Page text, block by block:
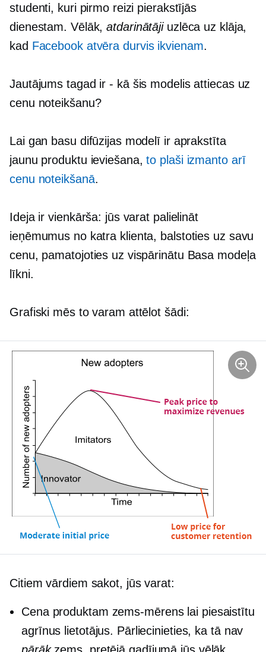
studenti, kuri pirmo reizi pierakstījās
dienestam. Vēlāk,atdarinātājiuzlēca uz klāja,
kad Facebook atvēra durvis ikvienam.
Jautājums tagad ir- kā šis modelis attiecas uz
cenu noteikšanu?
Lai gan basu difūzijas modelī ir aprakstīta
jaunu produktu ieviešana,to plaši izmanto arī
cenu noteikšanā.
Ideja ir vienkārša: jūs varat palielināt
ieņēmumus no katra klienta, balstoties uz savu
cenu, pamatojoties uz vispārinātu Basa modeļa
līkni.
Grafiski mēs to varam attēlot šādi:
Citiem vārdiem sakot, jūs varat:
Cena produktam zems-mērenslai piesaistītu
agrīnus lietotājus. Pārliecinieties, ka tā nav